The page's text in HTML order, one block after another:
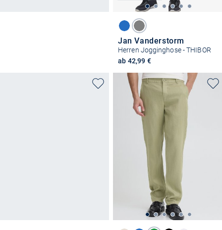
Jan Vanderstorm
Herren Jogginghose - THIBOR
ab 42,99 €